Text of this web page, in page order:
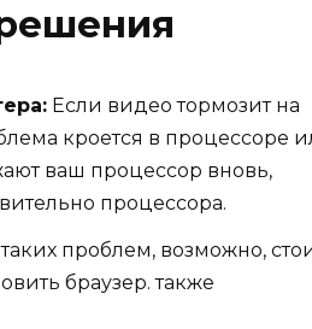
Если видео тормозит на
кроется в процессоре
ваш процессор вновь,
процессора.
проблем, возможно,
браузер. также